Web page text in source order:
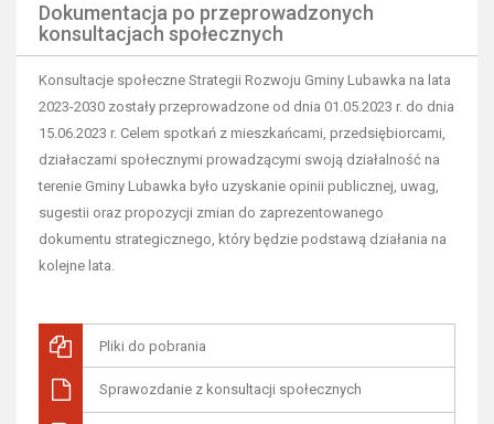
Dokumentacja po przeprowadzonych
konsultacjach społecznych
Konsultacje społeczne Strategii Rozwoju Gminy Lubawka na lata
2023-2030 zostały przeprowadzone od dnia 01.05.2023 r. do dnia
15.06.2023 r. Celem spotkań z mieszkańcami, przedsiębiorcami,
działaczami społecznymi prowadzącymi swoją działalność na
terenie Gminy Lubawka było uzyskanie opinii publicznej, uwag,
sugestii oraz propozycji zmian do zaprezentowanego
dokumentu strategicznego, który będzie podstawą działania na
kolejne lata.
Pliki do pobrania
Sprawozdanie z konsultacji społecznych